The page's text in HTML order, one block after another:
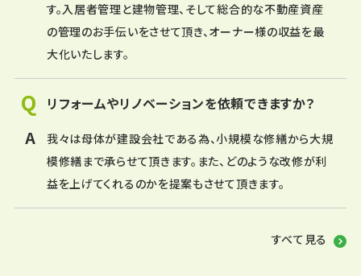
す。入居者管理と建物管理、そして総合的な不動産資産
の管理のお手伝いをさせて頂き、オーナー様の収益を最
大化いたします。
リフォームやリノベーションを依頼できますか？
我々は母体が建設会社である為、小規模な修繕から大規
模修繕まで承らせて頂きます。また、どのような改修が利
益を上げてくれるのかを提案もさせて頂きます。
すべて見る